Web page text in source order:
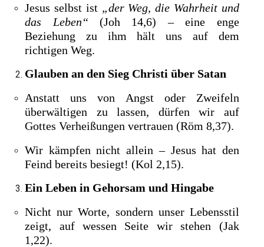
Jesus selbst ist „der Weg, die Wahrheit und
das Leben“ (Joh 14,6) – eine enge
Beziehung zu ihm hält uns auf dem
richtigen Weg.
Glauben an den Sieg Christi über Satan
Anstatt uns von Angst oder Zweifeln
überwältigen zu lassen, dürfen wir auf
Gottes Verheißungen vertrauen (Röm 8,37).
Wir kämpfen nicht allein – Jesus hat den
Feind bereits besiegt! (Kol 2,15).
Ein Leben in Gehorsam und Hingabe
Nicht nur Worte, sondern unser Lebensstil
zeigt, auf wessen Seite wir stehen (Jak
1,22).